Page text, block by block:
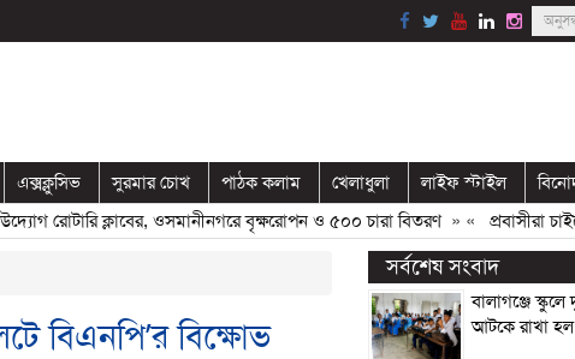
এক্সক্লুসিভ সুরমার চোখ পাঠক কলাম খেলাধুলা লাইফ স্টাইল
রোটারি ক্লাবের, ওসমানীনগরে বৃক্ষরোপন ও ৫০০ চারা বিতরণ» « প্রবাসীরা
বিএনপি’র বিক্ষোভ
সর্বশেষ সংবাদ
বালাগঞ্জে
আটকে রাখা হল